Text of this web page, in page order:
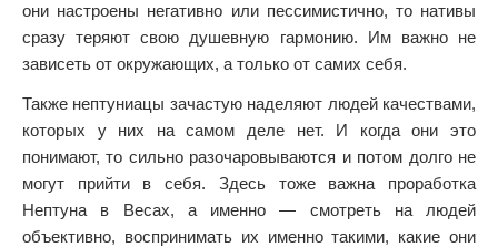
они настроены негативно или пессимистично, то нативы
сразу теряют свою душевную гармонию. Им важно не
зависеть от окружающих, а только от самих себя.
Также нептуниацы зачастую наделяют людей качествами,
которых у них на самом деле нет. И когда они это
понимают, то сильно разочаровываются и потом долго не
могут прийти в себя. Здесь тоже важна проработка
Нептуна в Весах, а именно — смотреть на людей
объективно, воспринимать их именно такими, какие они